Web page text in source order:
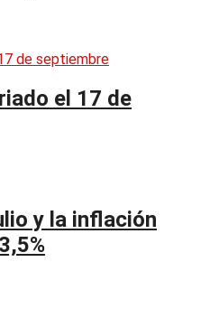
el 17 de
y la inflación